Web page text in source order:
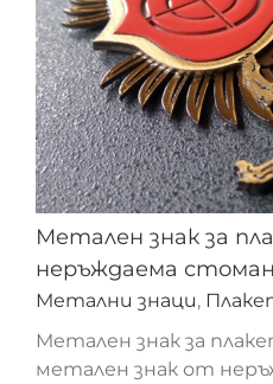
Метален знак за
неръждаема
Метални знаци,
Метален знак за
метален знак от